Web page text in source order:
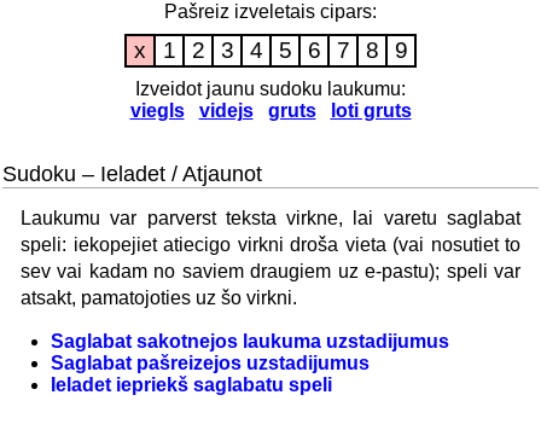
Pašreiz izveletais cipars:
x 1 2 3 4 5 6 7 8 9
Izveidot jaunu sudoku laukumu:
viegls
videjs gruts loti gruts
Sudoku – Ieladet / Atjaunot
Laukumu var parverst teksta virkne, lai varetu saglabat
speli: iekopejiet atiecigo virkni droša vieta (vai nosutiet to
sev vai kadam no saviem draugiem uz e-pastu); speli var
atsakt, pamatojoties uz šo virkni.
Saglabat sakotnejos laukuma uzstadijumus
Saglabat pašreizejos uzstadijumus
Ieladet iepriekš saglabatu speli